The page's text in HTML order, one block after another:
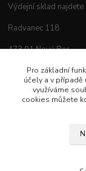
Výdejní sklad najdete
Radvanec 118
473 01 Nový Bor
tel: +420 605 283
© 2026
Pro základní
účely a v
využíváme
cookies můžete